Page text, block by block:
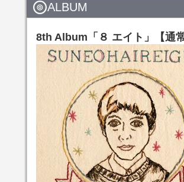
ALBUM
8th Album「８ エイト」【通常